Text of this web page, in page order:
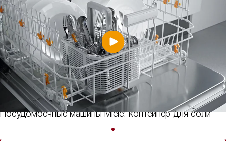
Посудомоечные машины Miele: контейнер для соли